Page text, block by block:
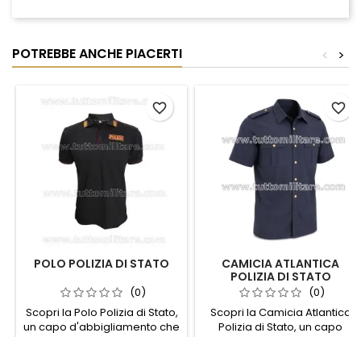
POTREBBE ANCHE PIACERTI >
<
POLO POLIZIA DI STATO
(0)
Scopri la Polo Polizia di Stato,
un capo d'abbigliamento che
favorite_border
CAMICIA ATLANTICA
POLIZIA DI STATO
(0)
Scopri la Camicia Atlantica
Polizia di Stato, un capo
favorite_border